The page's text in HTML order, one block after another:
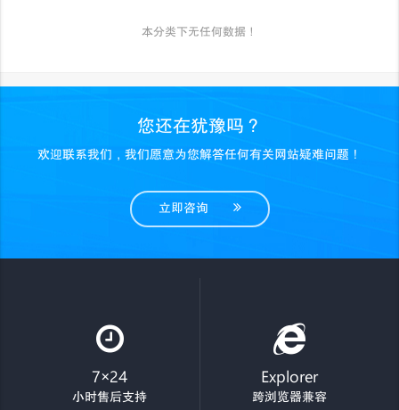
本分类下无任何数据！
您还在犹豫吗？
欢迎联系我们，我们愿意为您解答任何有关网站疑难问题！
立即咨询
7×24
小时售后支持
Explorer
跨浏览器兼容